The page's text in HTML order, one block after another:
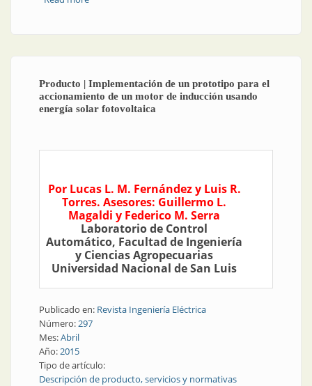
Producto | Implementación de un prototipo para el
accionamiento de un motor de inducción usando
energía solar fotovoltaica
Por Lucas L. M. Fernández y Luis R.
Torres. Asesores: Guillermo L.
Magaldi y Federico M. Serra
Laboratorio de Control
Automático, Facultad de Ingeniería
y Ciencias Agropecuarias
Universidad Nacional de San Luis
Publicado en: Revista Ingeniería Eléctrica
Número:297
Mes:Abril
Año:2015
Tipo de artículo:
Descripción de producto, servicios y normativas